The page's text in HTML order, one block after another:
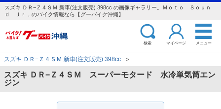
スズキ ＤＲ−Ｚ４ＳＭ 新車(注文販売) 398cc の画像ギャラリー。Ｍｏｔｏ Ｓｏｕｎ
ｄ Ｊｒ，のバイク情報なら【グーバイク沖縄】
検索 マイページ メニュー
スズキ ＤＲ−Ｚ４ＳＭ 新車(注文販売) 398cc ＞
スズキ ＤＲ−Ｚ４ＳＭ スーパーモタード 水冷単気筒エン
ジン